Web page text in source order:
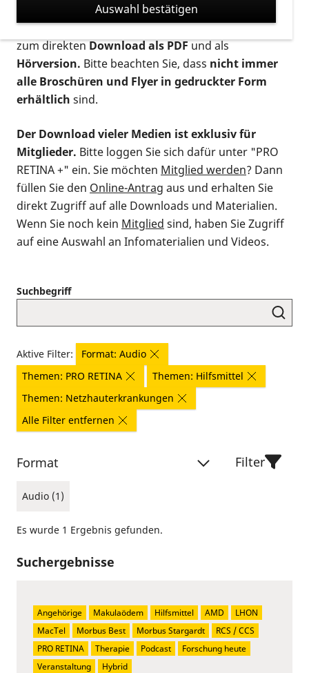
verschiedenen Formaten angeboten: zur
postalischen Bestellung als gedruckte Variante
zum direktenDownload als PDFund als
Hörversion. Bitte beachten Sie, dass nicht immer
alle Broschüren und Flyer in gedruckter Form
erhältlich sind.
Der Download vieler Medien ist exklusiv für
Mitglieder. Bitte loggen Sie sich dafür unter "PRO
RETINA +" ein. Sie möchten Mitglied werden? Dann
füllen Sie den Online-Antrag aus und erhalten Sie
direkt Zugriff auf alle Downloads und Materialien.
Wenn Sie noch kein Mitglied sind, haben Sie Zugriff
auf eine Auswahl an Infomaterialien und Videos.
Suchbegriff
Aktive Filter:
Format: Audio
Themen: PRO RETINA
Themen: Hilfsmittel
Themen: Netzhauterkrankungen
Alle Filter entfernen
Format
Audio (1)
Filter
Es wurde 1 Ergebnis gefunden.
Suchergebnisse
Angehörige Makulaödem Hilfsmittel AMD
LHON
MacTel
Morbus Best Morbus Stargardt
RCS / CCS
PRO RETINA
Therapie Podcast
Forschung heute
Veranstaltung
Hybrid
Auswahl bestätigen